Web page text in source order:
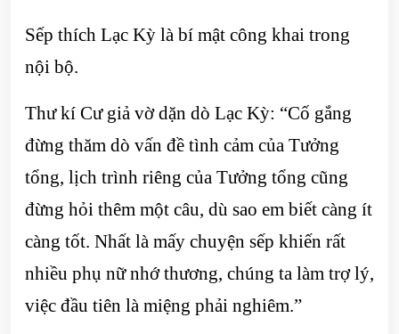
Sếp thích Lạc Kỳ là bí mật công khai trong
nội bộ.
Thư kí Cư giả vờ dặn dò Lạc Kỳ: “Cố gắng
đừng thăm dò vấn đề tình cảm của Tưởng
tổng, lịch trình riêng của Tưởng tổng cũng
đừng hỏi thêm một câu, dù sao em biết càng ít
càng tốt. Nhất là mấy chuyện sếp khiến rất
nhiều phụ nữ nhớ thương, chúng ta làm trợ lý,
việc đầu tiên là miệng phải nghiêm.”